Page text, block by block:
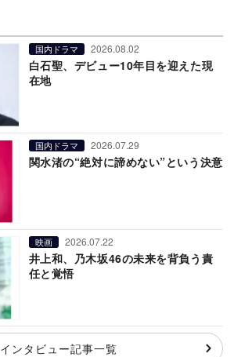
国内ドラマ 2026.08.02
白石聖、デビュー10年目を迎えた現
在地
国内ドラマ 2026.07.29
関水渚の“絶対に諦めない”という決意
映画 2026.07.22
井上和、乃木坂46の未来を背負う責
任と覚悟
インタビュー記事一覧